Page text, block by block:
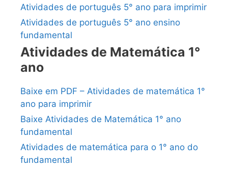
Atividades de português 5° ano para imprimir
Atividades de português 5° ano ensino
fundamental
Atividades de Matemática 1°
ano
Baixe em PDF – Atividades de matemática 1°
ano para imprimir
Baixe Atividades de Matemática 1° ano
fundamental
Atividades de matemática para o 1° ano do
fundamental